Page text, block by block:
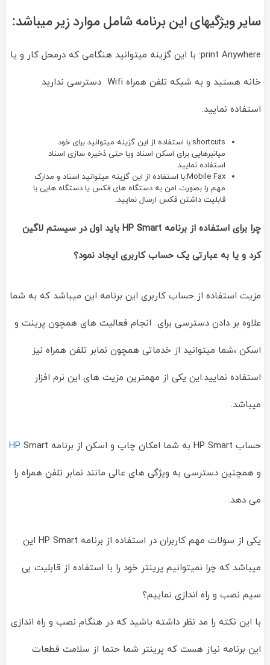
سایر ویژگیهای این برنامه شامل موارد زیر میباشد:
print Anywhere: با این گزینه میتوانید هنگامی که درمحل کار و یا
خانه هستید و به شبکه تلفن همراه Wifi دسترسی ندارید
استفاده نمایید.
shortcuts:با استفاده از این گزینه میتوانید برای خود
میانبرهایی برای اسکن اسناد ویا حتی ذخیره سازی اسناد
استفاده نمایید.
Mobile Fax:با استفاده از این گزینه میتوانید اسناد و مدارک
مهم را بصورت امن به دستگاه های فکس یا دستگاه هایی با
قابلیت داشتن فکس ارسال نمایید.
چرا برای استفاده از برنامه HP Smart باید اول در سیستم لاگین
کرد و یا به عبارتی یک حساب کاربری ایجاد نمود؟
مزیت استفاده از حساب کاربری این برنامه این میباشد که به شما
علاوه بر دادن دسترسی برای انجام فعالیت های همچون پرینت و
اسکن ،شما میتوانید از خدماتی همچون نمابر تلفن همراه نیز
استفاده نمایید.این یکی از مهمترین مزیت های این نرم افزار
میباشد.
حساب HP Smart به شما امکان چاپ و اسکن از برنامه HP Smart
و همچنین دسترسی به ویژگی های عالی مانند نمابر تلفن همراه را
می دهد.
یکی از سولات مهم کاربران در استفاده از برنامه HP Smart این
میباشد که چرا نمیتوانیم پرینتر خود را با استفاده از قابلیت بی
سیم نصب و راه اندازی نماییم؟
با این نکته را مد نظر داشته باشید که در هنگام نصب و راه اندازی
این برنامه نیاز هست که پرینتر شما حتما از سلامت قطعات